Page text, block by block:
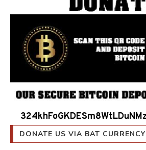
DONATE US VIA BAT CURRENCY